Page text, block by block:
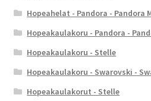
Hopeahelat - Pandora - Pandora
Hopeakaulakoru - Pandora -
Hopeakaulakoru - Stelle
Hopeakaulakoru - Swarovski -
Hopeakaulakorut - Stelle